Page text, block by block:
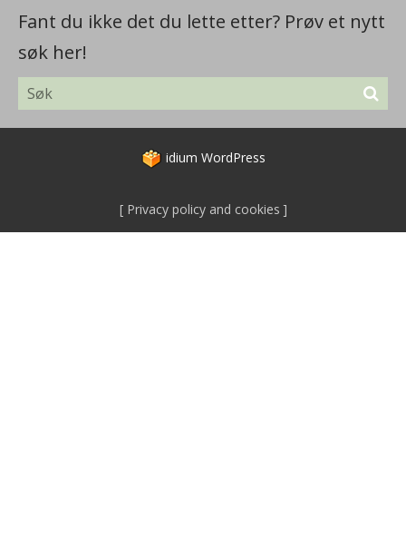
Fant du ikke det du lette etter? Prøv et nytt
søk her!
idium WordPress
Privacy policy and cookies